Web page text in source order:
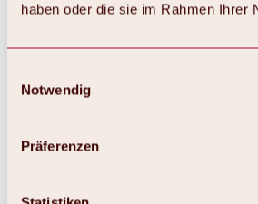
haben oder die sie im Rahmen Ihrer
Notwendig
Präferenzen